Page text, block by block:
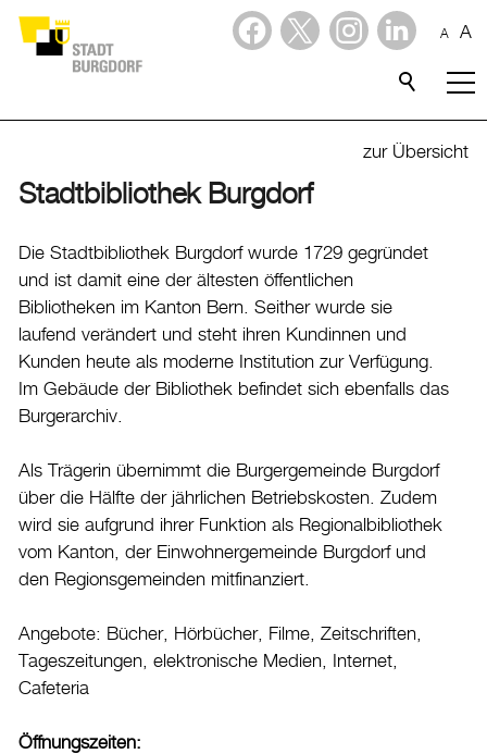
A A
Verwaltung & Politik
Verwaltung
Stadtverwaltung
Mitarbeitende
Onlineschalter
Dienstleistungen
Dokumente
Datenschutz
Leitbild
Jobs & Karriere
Wirtschaft
zur Übersicht
Stadtbibliothek Burgdorf
Die Stadtbibliothek Burgdorf wurde 1729 gegründet
und ist damit eine der ältesten öffentlichen
Bibliotheken im Kanton Bern. Seither wurde sie
laufend verändert und steht ihren Kundinnen und
Kunden heute als moderne Institution zur Verfügung.
Im Gebäude der Bibliothek befindet sich ebenfalls das
Burgerarchiv.
Als Trägerin übernimmt die Burgergemeinde Burgdorf
über die Hälfte der jährlichen Betriebskosten. Zudem
wird sie aufgrund ihrer Funktion als Regionalbibliothek
vom Kanton, der Einwohnergemeinde Burgdorf und
den Regionsgemeinden mitfinanziert.
Angebote: Bücher, Hörbücher, Filme, Zeitschriften,
Tageszeitungen, elektronische Medien, Internet,
Cafeteria
Öffnungszeiten: